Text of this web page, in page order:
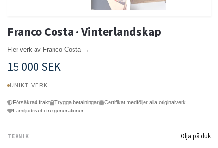
Franco Costa · Vinterlandskap
Fler verk av Franco Costa →
15 000 SEK
UNIKT VERK
Försäkrad frakt Trygga betalningar
Certifikat medföljer alla originalverk
Familjedrivet i tre generationer
TEKNIK Olja på duk